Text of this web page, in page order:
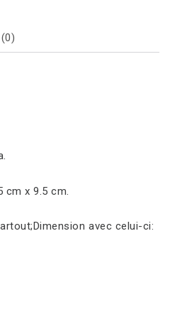
cm x 9.5 cm.
avec celui-ci: